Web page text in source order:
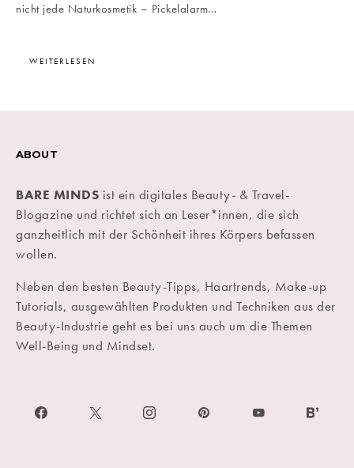
nicht jede Naturkosmetik – Pickelalarm…
WEITERLESEN
ABOUT
BARE MINDS ist ein digitales Beauty- & Travel-
Blogazine und richtet sich an Leser*innen, die sich
ganzheitlich mit der Schönheit ihres Körpers befassen
wollen.
Neben den besten Beauty-Tipps, Haartrends, Make-up
Tutorials, ausgewählten Produkten und Techniken aus der
Beauty-Industrie geht es bei uns auch um die Themen
Well-Being und Mindset.